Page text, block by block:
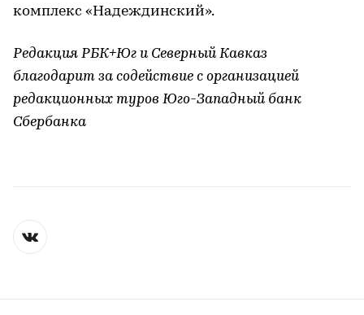
комплекс «Надеждинский».
Редакция РБК+Юг и Северный Кавказ
благодарит за содействие с организацией
редакционных туров Юго-Западный банк
Сбербанка